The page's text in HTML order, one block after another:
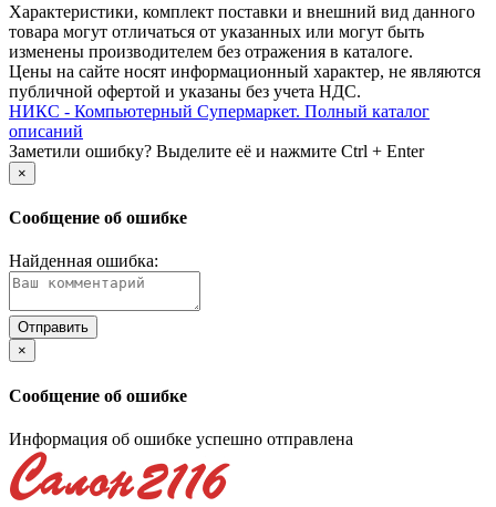
Xарактеристики, комплект поставки и внешний вид данного
товара могут отличаться от указанных или могут быть
изменены производителем без отражения в каталоге.
Цены на сайте носят информационный характер, не являются
публичной офертой и указаны без учета НДС.
НИКС - Компьютерный Cупермаркет. Полный каталог
описаний
Заметили ошибку? Выделите её и нажмите Ctrl + Enter
×
Сообщение об ошибке
Найденная ошибка:
×
Сообщение об ошибке
Информация об ошибке успешно отправлена